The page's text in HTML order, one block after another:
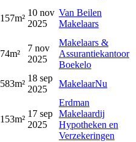
157m²
10 nov
2025
Van Beilen
Makelaars
74m²
7 nov
2025
Makelaars &
Assurantiekantoor
Boekelo
583m²
18 sep
2025
MakelaarNu
153m²
17 sep
2025
Erdman
Makelaardij
Hypotheken en
Verzekeringen